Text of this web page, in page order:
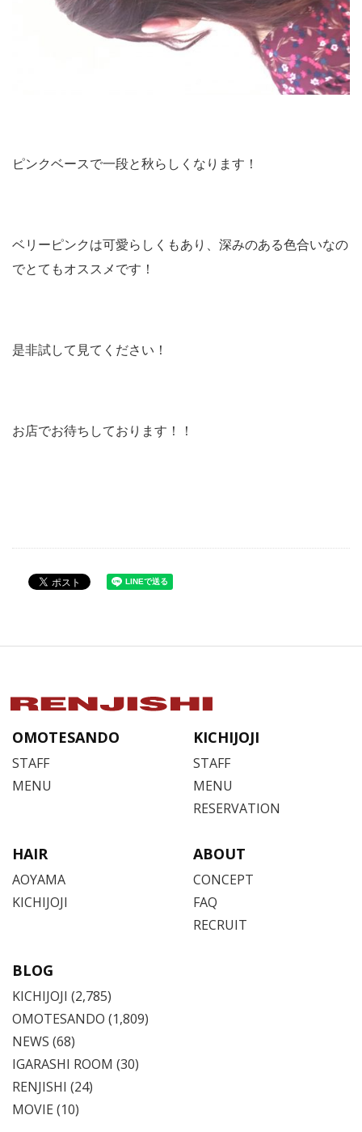
ピンクベースで一段と秋らしくなります！
ベリーピンクは可愛らしくもあり、深みのある色合いなの
でとてもオススメです！
是非試して見てください！
お店でお待ちしております！！
OMOTESANDO
STAFF
MENU
KICHIJOJI
STAFF
MENU
RESERVATION
HAIR
AOYAMA
KICHIJOJI
ABOUT
CONCEPT
FAQ
RECRUIT
BLOG
KICHIJOJI (2,785)
OMOTESANDO (1,809)
NEWS (68)
IGARASHI ROOM (30)
RENJISHI (24)
MOVIE (10)